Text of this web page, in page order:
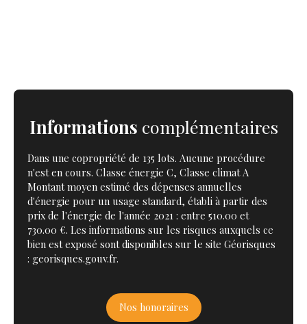
Informations complémentaires
Dans une copropriété de 135 lots. Aucune procédure
n'est en cours. Classe énergie C, Classe climat A
Montant moyen estimé des dépenses annuelles
d'énergie pour un usage standard, établi à partir des
prix de l'énergie de l'année 2021 : entre 510.00 et
730.00 €. Les informations sur les risques auxquels ce
bien est exposé sont disponibles sur le site Géorisques
: georisques.gouv.fr.
Nos honoraires